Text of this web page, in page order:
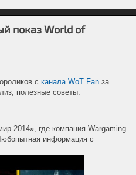
показ World of
сканала WoT Fan за
полезные советы.
2014», где компания Wargaming
информация с